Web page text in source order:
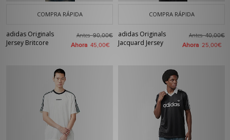
COMPRA RÁPIDA
adidas Originals
Jersey Britcore
Antes90,00€
Ahora 45,00€
COMPRA RÁPIDA
adidas Originals
Jacquard Jersey
Antes40,00€
Ahora 25,00€